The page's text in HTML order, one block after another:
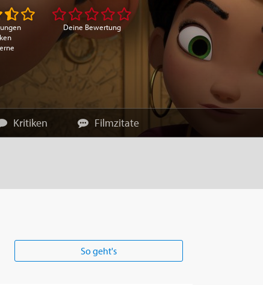
Deine Bewertung
Kritiken Filmzitate
So geht's